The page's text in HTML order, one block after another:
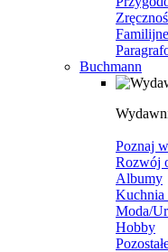
Familijne
Buchmann
Poznaj
Rozwój
Albumy
Kuchnia
Moda/
Hobby